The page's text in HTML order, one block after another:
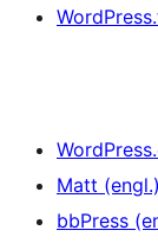
Matt (engl.)
bbPress